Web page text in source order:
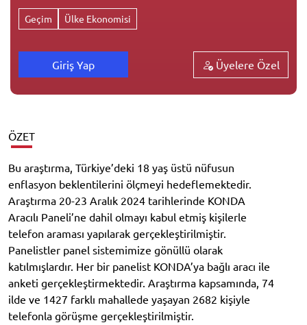
Geçim Ülke Ekonomisi
Giriş Yap Üyelere Özel
ÖZET
Bu araştırma, Türkiye’deki 18 yaş üstü nüfusun
enflasyon beklentilerini ölçmeyi hedeflemektedir.
Araştırma 20-23 Aralık 2024 tarihlerinde KONDA
Aracılı Paneli’ne dahil olmayı kabul etmiş kişilerle
telefon araması yapılarak gerçekleştirilmiştir.
Panelistler panel sistemimize gönüllü olarak
katılmışlardır. Her bir panelist KONDA’ya bağlı aracı ile
anketi gerçekleştirmektedir. Araştırma kapsamında, 74
ilde ve 1427 farklı mahallede yaşayan 2682 kişiyle
telefonla görüşme gerçekleştirilmiştir.